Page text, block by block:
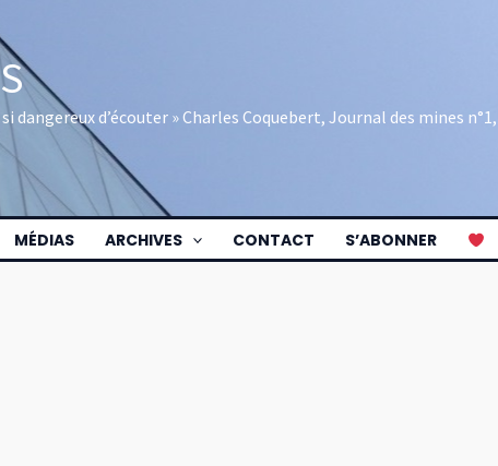
dangereux d’écouter » Charles Coquebert, Journal des mines
MÉDIAS ARCHIVES CONTACT S’ABONNER